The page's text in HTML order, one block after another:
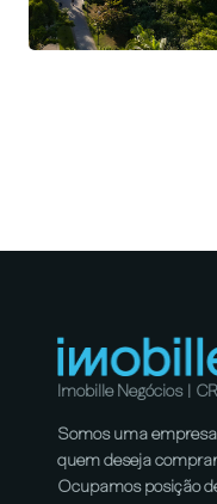
Imobille Negócios |
Somos uma
quem deseja
Ocupamos posição